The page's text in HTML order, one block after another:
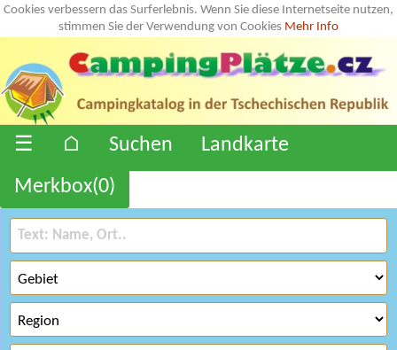
Cookies verbessern das Surferlebnis. Wenn Sie diese Internetseite nutzen,
stimmen Sie der Verwendung von Cookies Mehr Info
☰ ⌂ Suchen
Landkarte
Merkbox(0)